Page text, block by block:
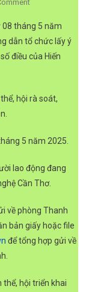
Ý
Kiến
Dự
Quyết
Bổ
Một
Số
Của
Hiến
Pháp
08 tháng 5 năm
dẫn tổ chức lấy ý
điều của Hiến
hội rà soát,
5 năm 2025.
lao động đang
Cần Thơ.
về phòng Thanh
bản giấy hoặc file
để tổng hợp gửi về
thể, hội triển khai